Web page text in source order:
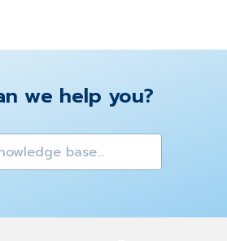
we help you?